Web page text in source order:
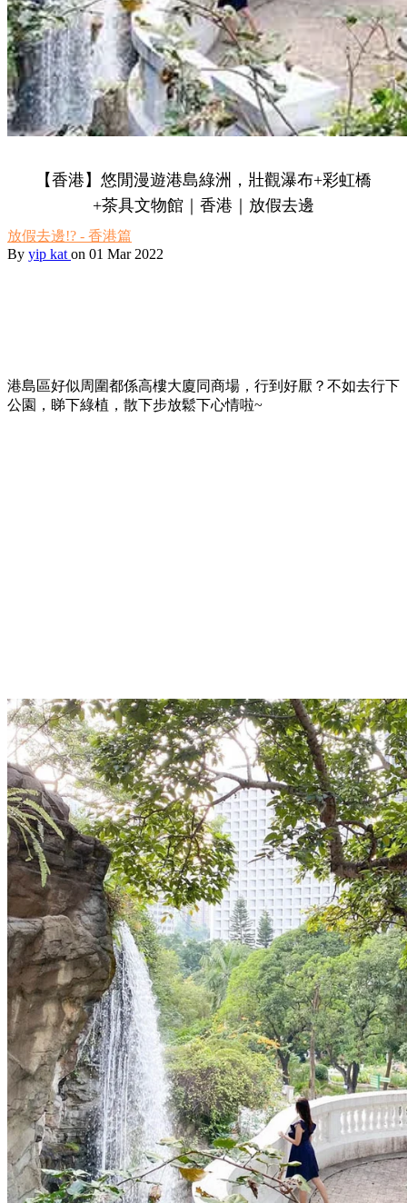
【香港】悠閒漫遊港島綠洲，壯觀瀑布+彩虹橋
+茶具文物館｜香港｜放假去邊
放假去邊!? - 香港篇
By yip kat on 01 Mar 2022
港島區好似周圍都係高樓大廈同商場，行到好厭？不如去行下
公園，睇下綠植，散下步放鬆下心情啦~